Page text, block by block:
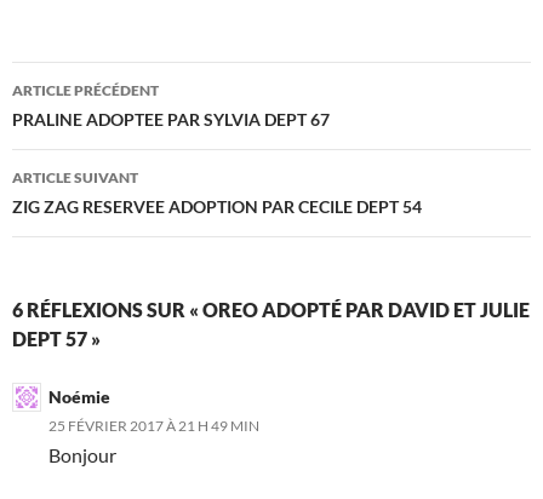
Navigation
des
articles
ARTICLE PRÉCÉDENT
PRALINE ADOPTEE PAR SYLVIA DEPT 67
ARTICLE SUIVANT
ZIG ZAG RESERVEE ADOPTION PAR CECILE DEPT 54
6 RÉFLEXIONS SUR « OREO ADOPTÉ PAR DAVID ET JULIE
DEPT 57 »
Noémie
25 FÉVRIER 2017 À 21 H 49 MIN
Bonjour